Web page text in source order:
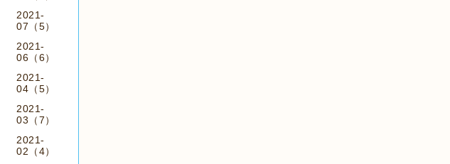
2021-
07（5）
2021-
06（6）
2021-
04（5）
2021-
03（7）
2021-
02（4）